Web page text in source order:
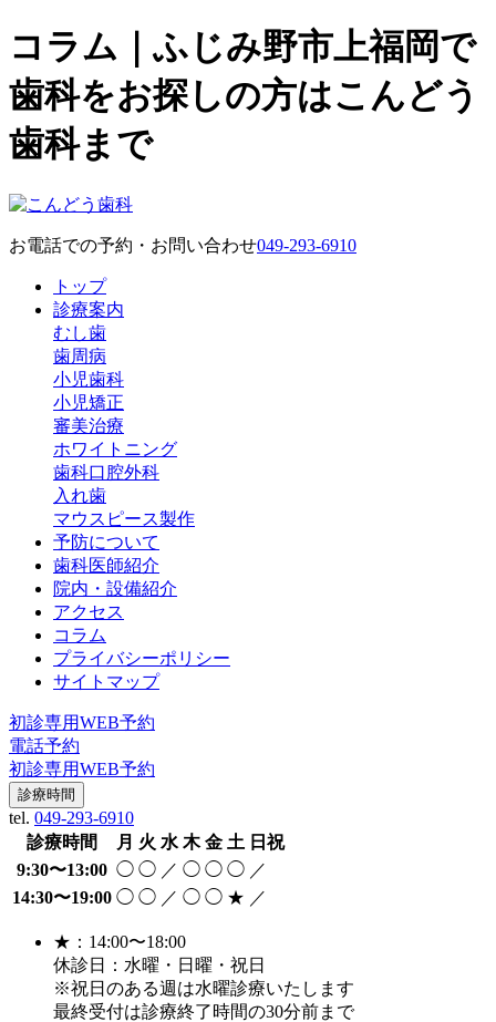
コラム｜ふじみ野市上福岡で
歯科をお探しの方はこんどう
歯科まで
お電話での予約・お問い合わせ049-293-6910
トップ
診療案内
むし歯
歯周病
小児歯科
小児矯正
審美治療
ホワイトニング
歯科口腔外科
入れ歯
マウスピース製作
予防について
歯科医師紹介
院内・設備紹介
アクセス
コラム
プライバシーポリシー
サイトマップ
初診専用WEB予約
電話予約
初診専用WEB予約
診療時間
tel. 049-293-6910
診療時間
月 火 水 木 金 土 日祝
9:30〜13:00 ◯ ◯ ／ ◯ ◯ ◯ ／
14:30〜19:00 ◯ ◯ ／ ◯ ◯ ★ ／
★：14:00〜18:00
休診日：水曜・日曜・祝日
※祝日のある週は水曜診療いたします
最終受付は診療終了時間の30分前まで